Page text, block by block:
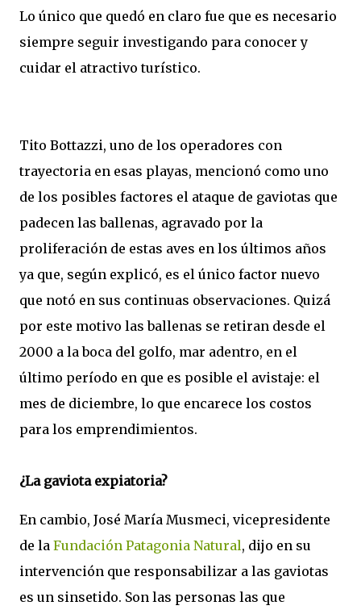
Lo único que quedó en claro fue que es necesario
siempre seguir investigando para conocer y
cuidar el atractivo turístico.
Tito Bottazzi, uno de los operadores con
trayectoria en esas playas, mencionó como uno
de los posibles factores el ataque de gaviotas que
padecen las ballenas, agravado por la
proliferación de estas aves en los últimos años
ya que, según explicó, es el único factor nuevo
que notó en sus continuas observaciones. Quizá
por este motivo las ballenas se retiran desde el
2000 a la boca del golfo, mar adentro, en el
último período en que es posible el avistaje: el
mes de diciembre, lo que encarece los costos
para los emprendimientos.
¿La gaviota expiatoria?
En cambio, José María Musmeci, vicepresidente
de la Fundación Patagonia Natural, dijo en su
intervención que responsabilizar a las gaviotas
es un sinsetido. Son las personas las que